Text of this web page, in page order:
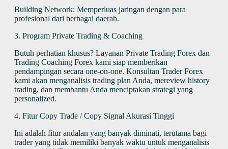
Building Network: Memperluas jaringan dengan para
profesional dari berbagai daerah.
3. Program Private Trading & Coaching
Butuh perhatian khusus? Layanan Private Trading Forex dan
Trading Coaching Forex kami siap memberikan
pendampingan secara one-on-one. Konsultan Trader Forex
kami akan menganalisis trading plan Anda, mereview history
trading, dan membantu Anda menciptakan strategi yang
personalized.
4. Fitur Copy Trade / Copy Signal Akurasi Tinggi
Ini adalah fitur andalan yang banyak diminati, terutama bagi
trader yang tidak memiliki banyak waktu untuk menganalisis